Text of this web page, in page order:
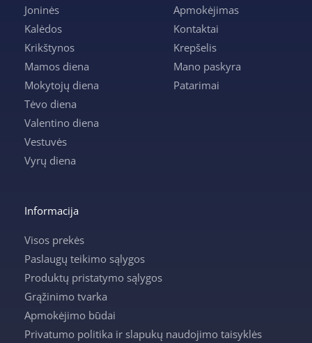
Joninės
Kalėdos
Krikštynos
Mamos diena
Mokytojų diena
Tėvo diena
Valentino diena
Vestuvės
Vyrų diena
Apmokėjimas
Kontaktai
Krepšelis
Mano paskyra
Patarimai
Informacija
Visos prekės
Paslaugų teikimo sąlygos
Produktų pristatymo sąlygos
Grąžinimo tvarka
Apmokėjimo būdai
Privatumo politika ir slapukų naudojimo taisyklės